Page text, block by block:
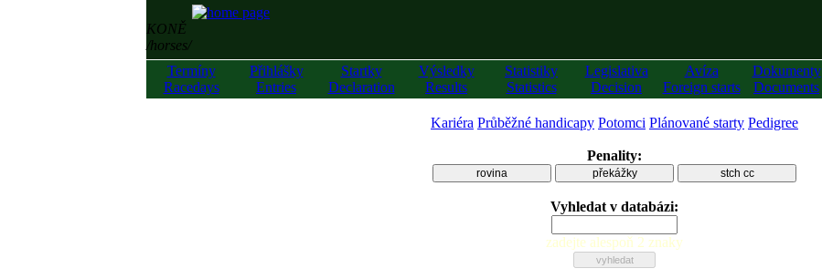
KONĚ
/horses/
Termíny
Racedays
Přihlášky
Entries
Startky
Declaration
Výsledky
Results
Statistiky
Statistics
Legislativa
Decision
Avíza
Foreign starts
Dokumenty
Documents
Kariéra Průběžné handicapy Potomci Plánované starty Pedigree
Penality:
rovina překážky stch cc
Vyhledat v databázi:
zadejte alespoň 2 znaky